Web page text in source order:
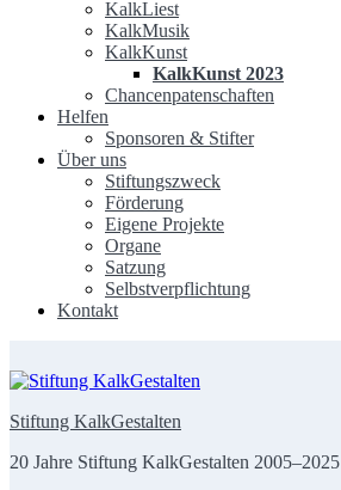
KalkLiest
KalkMusik
KalkKunst
KalkKunst 2023
Chancenpatenschaften
Helfen
Sponsoren & Stifter
Über uns
Stiftungszweck
Förderung
Eigene Projekte
Organe
Satzung
Selbstverpflichtung
Kontakt
Stiftung KalkGestalten
20 Jahre Stiftung KalkGestalten 2005–2025